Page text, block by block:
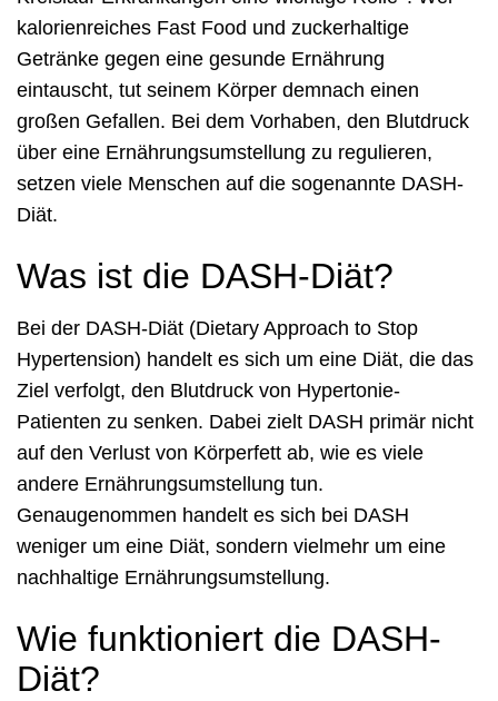
kalorienreiches Fast Food und zuckerhaltige
Getränke gegen eine gesunde Ernährung
eintauscht, tut seinem Körper demnach einen
großen Gefallen. Bei dem Vorhaben, den Blutdruck
über eine Ernährungsumstellung zu regulieren,
setzen viele Menschen auf die sogenannte DASH-
Diät.
Was ist die DASH-Diät?
Bei der DASH-Diät (Dietary Approach to Stop
Hypertension) handelt es sich um eine Diät, die das
Ziel verfolgt, den Blutdruck von Hypertonie-
Patienten zu senken. Dabei zielt DASH primär nicht
auf den Verlust von Körperfett ab, wie es viele
andere Ernährungsumstellung tun.
Genaugenommen handelt es sich bei DASH
weniger um eine Diät, sondern vielmehr um eine
nachhaltige Ernährungsumstellung.
Wie funktioniert die DASH-
Diät?